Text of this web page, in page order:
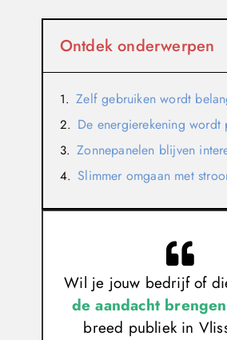
Ontdek onderwerpen
Zelf gebruiken wordt
De energierekening wordt
Slimmer omgaan met
Wil je jouw bedrijf of
de aandacht
breed publiek in